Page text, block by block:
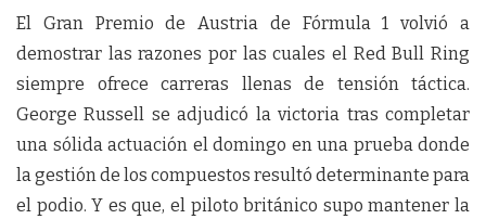
El Gran Premio de Austria de Fórmula 1 volvió a
demostrar las razones por las cuales el Red Bull Ring
siempre ofrece carreras llenas de tensión táctica.
George Russell se adjudicó la victoria tras completar
una sólida actuación el domingo en una prueba donde
la gestión de los compuestos resultó determinante para
el podio. Y es que, el piloto británico supo mantener la